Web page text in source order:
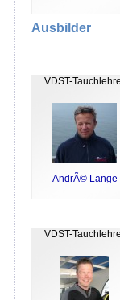
Ausbilder
VDST-
AndrÃ© Lange
VDST-